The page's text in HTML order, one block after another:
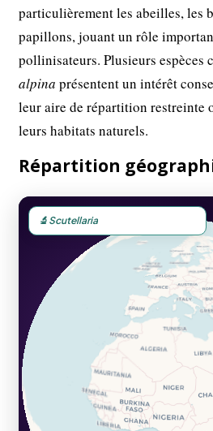
particulièrement les abeilles, les
papillons, jouant un rôle
pollinisateurs. Plusieurs espèces
alpina présentent un intérêt
leur aire de répartition restreinte
leurs habitats naturels.
Répartition